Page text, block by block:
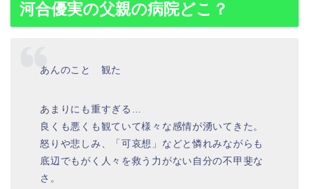
河合優実の父親の病院どこ？
あんのこと 観た
あまりにも重すぎる…
良くも悪くも観ていて様々な感情が湧いてきた。
怒りや悲しみ、「可哀想」などと憐れみながらも
底辺でもがく人々を救う力がない自分の不甲斐な
さ。